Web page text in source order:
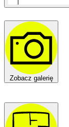
Zobacz galerię